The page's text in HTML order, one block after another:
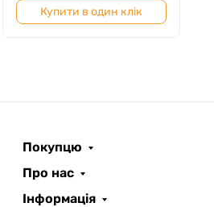
Купити в один клік
Покупцю
Про нас
Інформація